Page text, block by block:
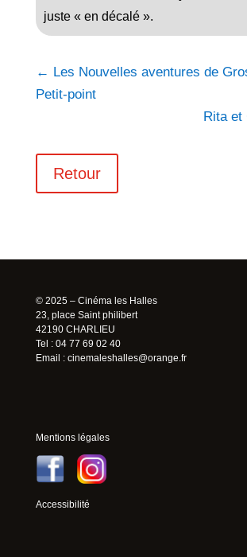
juste « en décalé ».
← Les Nouvelles aventures de
Petit-point
Rita et
Retour
© 2025 – Cinéma les Halles
23, place Saint philibert
42190 CHARLIEU
Tel : 04 77 69 02 40
Email : cinemaleshalles@orange.fr
Mentions légales
Accessibilité